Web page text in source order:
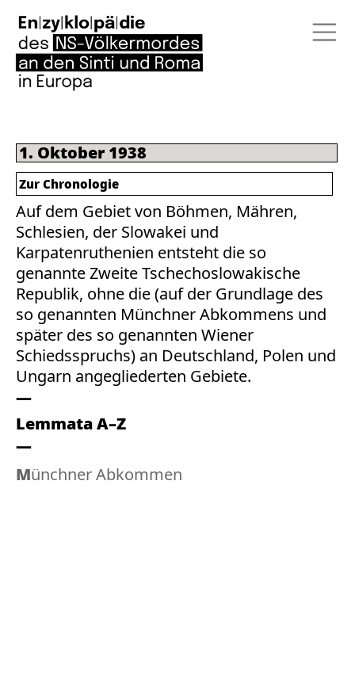
1. Oktober 1938
Auf dem Gebiet von Böhmen, Mähren,
Schlesien, der Slowakei und
Karpatenruthenien entsteht die so
genannte Zweite Tschechoslowakische
Republik, ohne die (auf der Grundlage des
so genannten Münchner Abkommens und
später des so genannten Wiener
Schiedsspruchs) an Deutschland, Polen und
Ungarn angegliederten Gebiete.
Lemmata A–Z
Münchner Abkommen
Zur Chronologie